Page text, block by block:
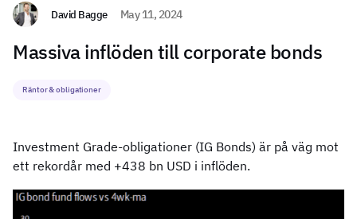
David Bagge May 11, 2024
Massiva inflöden till corporate bonds
Räntor & obligationer
Investment Grade-obligationer (IG Bonds) är på väg mot
ett rekordår med +438 bn USD i inflöden.